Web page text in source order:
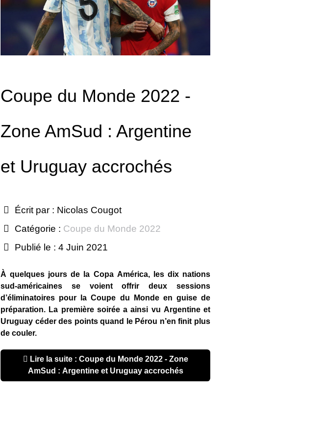
Coupe du Monde 2022 -
Zone AmSud : Argentine
et Uruguay accrochés
Écrit par : Nicolas Cougot
Catégorie : Coupe du Monde 2022
Publié le : 4 Juin 2021
À quelques jours de la Copa América, les dix nations
sud-américaines se voient offrir deux sessions
d’éliminatoires pour la Coupe du Monde en guise de
préparation. La première soirée a ainsi vu Argentine et
Uruguay céder des points quand le Pérou n’en finit plus
de couler.
AmSud : Argentine et Uruguay accrochés